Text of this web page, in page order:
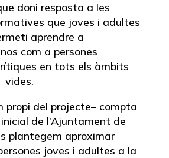
doni resposta a les
que joves i adultes
aprendre a
com a persones
en tots els àmbits
vides.
propi del projecte– compta
de l’Ajuntament de
plantegem aproximar
joves i adultes a la